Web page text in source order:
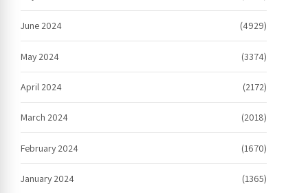
June 2024 (4929)
May 2024 (3374)
April 2024 (2172)
March 2024 (2018)
February 2024 (1670)
January 2024 (1365)